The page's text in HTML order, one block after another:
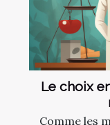
Le choix
Comme les